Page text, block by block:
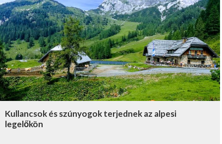
Kullancsok és szúnyogok terjednek az alpesi
legelőkön